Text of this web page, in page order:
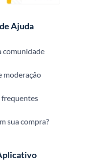
Ajuda
comunidade
moderação
sua compra?